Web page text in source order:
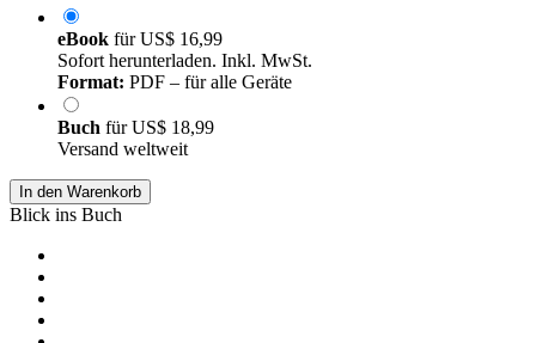
eBook fürUS$ 16,99
Sofort herunterladen. Inkl. MwSt.
Format: PDF – für alle Geräte
Buch fürUS$ 18,99
Versand weltweit
In den Warenkorb
Blick ins Buch